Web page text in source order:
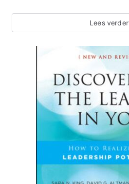
Lees verder